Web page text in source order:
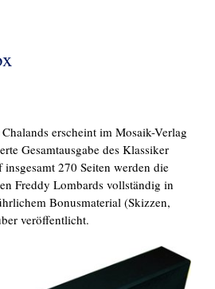
erscheint im Mosaik-Verlag
Gesamtausgabe des Klassiker
270 Seiten werden die
Freddy Lombards vollständig in
Bonusmaterial (Skizzen,
veröffentlicht.